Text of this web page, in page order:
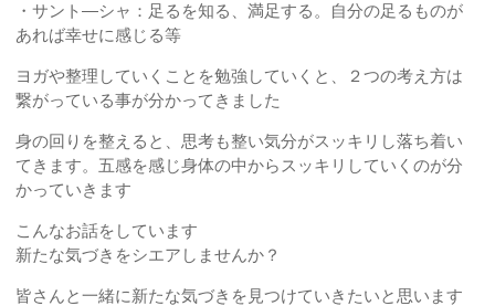
・サント―シャ：足るを知る、満足する。自分の足るものが
あれば幸せに感じる等
ヨガや整理していくことを勉強していくと、２つの考え方は
繋がっている事が分かってきました
身の回りを整えると、思考も整い気分がスッキリし落ち着い
てきます。五感を感じ身体の中からスッキリしていくのが分
かっていきます
こんなお話をしています
新たな気づきをシエアしませんか？
皆さんと一緒に新たな気づきを見つけていきたいと思います